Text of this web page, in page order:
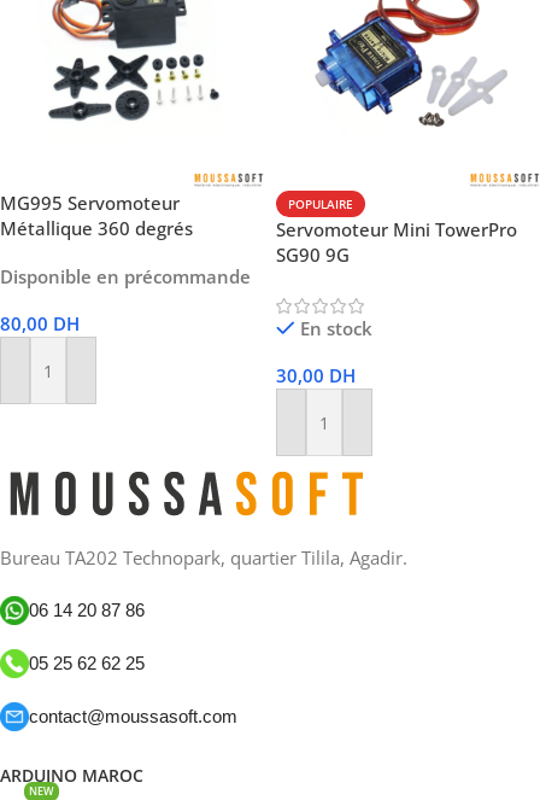
MG995 Servomoteur
Métallique 360 ​​degrés
Disponible en précommande
80,00 DH
Ajouter Au Panier
POPULAIRE
Servomoteur Mini TowerPro
SG90 9G
En stock
30,00 DH
Ajouter Au Panier
Bureau TA202 Technopark, quartier Tilila, Agadir.
06 14 20 87 86
05 25 62 62 25
contact@moussasoft.com
ARDUINO MAROC
NEW